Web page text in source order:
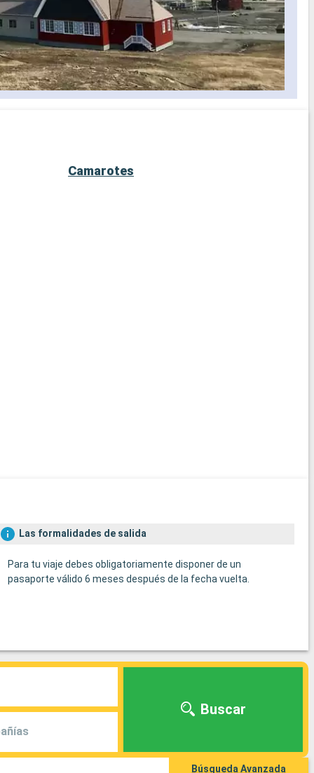
Camarotes
Las formalidades de salida
Para tu viaje debes obligatoriamente disponer de un
pasaporte válido 6 meses después de la fecha vuelta.
Buscar
Búsqueda Avanzada